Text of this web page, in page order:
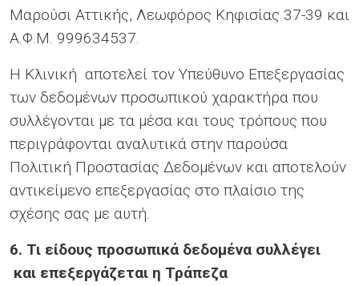
Μαρούσι Αττικής, Λεωφόρος Κηφισίας 37-39 και
Α.Φ.Μ. 999634537.
Η Κλινική αποτελεί τον Υπεύθυνο Επεξεργασίας
των δεδομένων προσωπικού χαρακτήρα που
συλλέγονται με τα μέσα και τους τρόπους που
περιγράφονται αναλυτικά στην παρούσα
Πολιτική Προστασίας Δεδομένων και αποτελούν
αντικείμενο επεξεργασίας στο πλαίσιο της
σχέσης σας με αυτή.
6. Τι είδους προσωπικά δεδομένα συλλέγει
και επεξεργάζεται η Τράπεζα